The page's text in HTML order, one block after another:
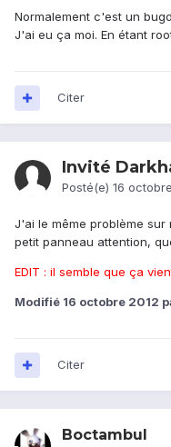
Normalement c'est un
J'ai eu ça moi. En étant
Citer
Invité
Posté(e) 16
J'ai le même problème sur
petit panneau attention,
EDIT : il semble que ça
Modifié 16 octobre 2012
Citer
Boctambul